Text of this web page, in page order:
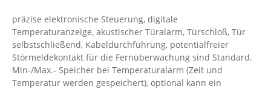
präzise elektronische Steuerung, digitale
Temperaturanzeige, akustischer Türalarm, Türschloß, Tür
selbstschließend, Kabeldurchführung, potentialfreier
Störmeldekontakt für die Fernüberwachung sind Standard.
Min-/Max.- Speicher bei Temperaturalarm (Zeit und
Temperatur werden gespeichert), optional kann ein